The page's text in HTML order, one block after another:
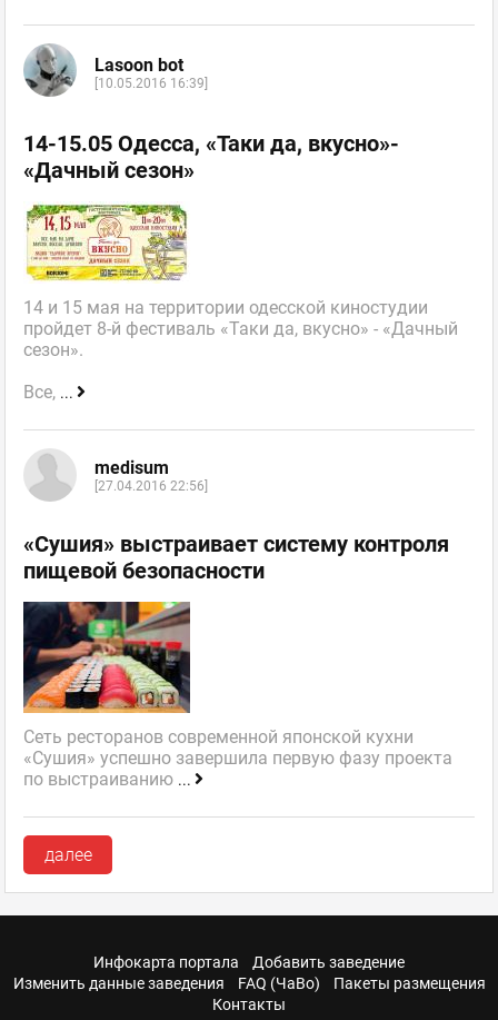
Lasoon bot
[10.05.2016 16:39]
14-15.05 Одесса, «Таки да, вкусно»-
«Дачный сезон»
14 и 15 мая на территории одесской киностудии
пройдет 8-й фестиваль «Таки да, вкусно» - «Дачный
сезон».
Все, ...
medisum
[27.04.2016 22:56]
«Сушия» выстраивает систему контроля
пищевой безопасности
Сеть ресторанов современной японской кухни
«Сушия» успешно завершила первую фазу проекта
по выстраиванию ...
далее
Инфокарта портала
Добавить заведение
Изменить данные заведения
FAQ (ЧаВо)
Пакеты размещения
Контакты